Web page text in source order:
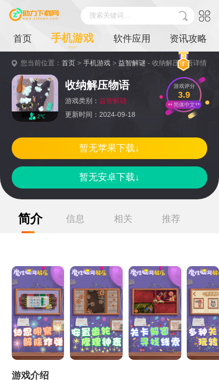
搜索关键词...
首页 手机游戏 软件应用 资讯攻略
您当前位置：首页 >手机游戏 >益智解谜 - 收纳解压物语详情
2℃
收纳解压物语
游戏类别： 益智解谜
更新时间：2024-09-18
游戏评分
3.9
简体中文
暂无安卓下载↓
暂无苹果下载↓
简介 信息 相关 推荐
游戏介绍